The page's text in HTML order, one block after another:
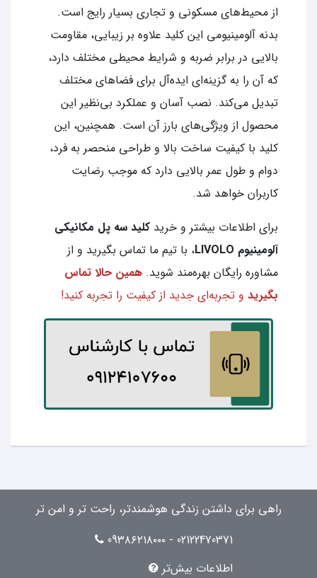
از محیط‌های مسکونی و تجاری بسیار رایج است.
بدنه آلومینیومی این کلید علاوه بر زیبایی، مقاومت
بالایی در برابر ضربه و شرایط محیطی مختلف دارد،
که آن را به گزینه‌ای ایده‌آل برای فضاهای مختلف
تبدیل می‌کند. نصب آسان و عملکرد بی‌نظیر این
محصول از ویژگی‌های بارز آن است. همچنین، این
کلید با کیفیت ساخت بالا و طراحی منحصر به فرد،
دوام و طول عمر بالایی دارد که موجب رضایت
کاربران خواهد شد.
برای اطلاعات بیشتر و خرید کلید سه پل مکانیکی
آلومینیوم LIVOLO
، با تیم ما تماس بگیرید و از
مشاوره رایگان بهره‌مند شوید. همین حالا تماس
بگیرید و تجربه‌ای جدید از کیفیت را تجربه کنید!
راهی برای داشتن زندگی هوشمندتر، راحت تر و امن تر
02122470371 - 09۳۸۶۲۱۸۰۰۰
اطلاعات بیش‌تر